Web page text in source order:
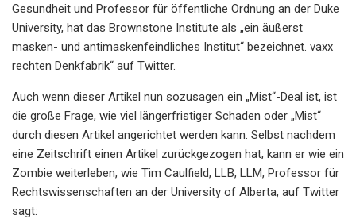
Gesundheit und Professor für öffentliche Ordnung an der Duke
University, hat das Brownstone Institute als „ein äußerst
masken- und antimaskenfeindliches Institut“ bezeichnet. vaxx
rechten Denkfabrik“ auf Twitter.
Auch wenn dieser Artikel nun sozusagen ein „Mist“-Deal ist, ist
die große Frage, wie viel längerfristiger Schaden oder „Mist“
durch diesen Artikel angerichtet werden kann. Selbst nachdem
eine Zeitschrift einen Artikel zurückgezogen hat, kann er wie ein
Zombie weiterleben, wie Tim Caulfield, LLB, LLM, Professor für
Rechtswissenschaften an der University of Alberta, auf Twitter
sagt: